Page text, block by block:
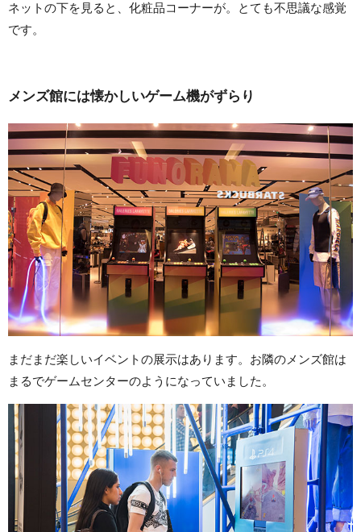
ネットの下を見ると、化粧品コーナーが。とても不思議な感覚
です。
メンズ館には懐かしいゲーム機がずらり
まだまだ楽しいイベントの展示はあります。お隣のメンズ館は
まるでゲームセンターのようになっていました。